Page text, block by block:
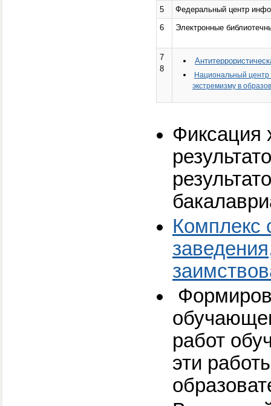
5
Федеральный центр
6
Электронные
7
8
Национальный центр
экстремизму в
Фиксация
Комплекс
работ
эти